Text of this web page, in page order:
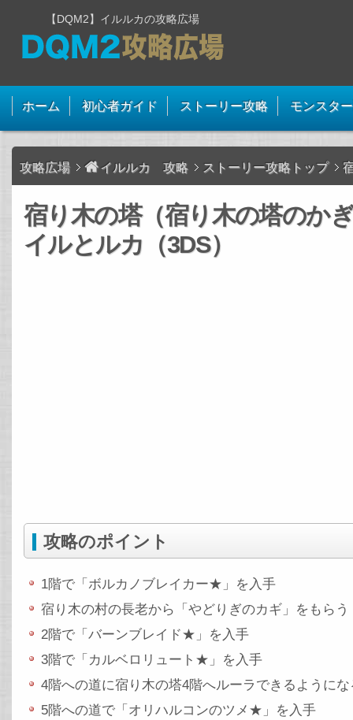
【DQM2】イルルカの攻略広場
ホーム 初心者ガイド ストーリー攻略 モンスタ
攻略広場 イルルカ 攻略 ストーリー攻略トップ
宿り木の塔（宿り木の塔の
イルとルカ（3DS）
攻略のポイント
1階で「ボルカノブレイカー★」を入手
宿り木の村の長老から「やどりぎのカギ」をもらう
2階で「バーンブレイド★」を入手
3階で「カルベロリュート★」を入手
4階への道に宿り木の塔4階へルーラできるように
5階への道で「オリハルコンのツメ★」を入手